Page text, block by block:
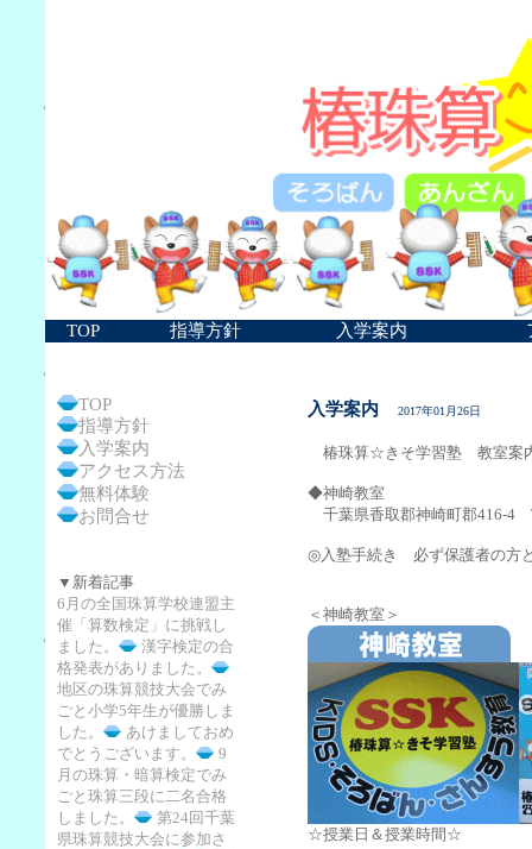
TOP 指導方針 入学案内
TOP
指導方針
入学案内
アクセス方法
無料体験
お問合せ
▼新着記事
6月の全国珠算学校連盟主
催「算数検定」に挑戦し
ました。
漢字検定の合
格発表がありました。
地区の珠算競技大会でみ
ごと小学5年生が優勝しま
した。
あけましておめ
でとうございます。
9
月の珠算・暗算検定でみ
ごと珠算三段に二名合格
しました。
第24回千葉
県珠算競技大会に参加さ
入学案内 2017年01月26日
椿珠算☆きそ学習塾 教室案
◆神崎教室
千葉県香取郡神崎町郡416-
◎入塾手続き 必ず保護者の方
＜神崎教室＞
☆授業日＆授業時間☆